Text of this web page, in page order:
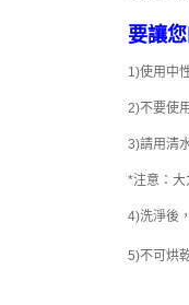
要讓
1)使用中
2)不要使
3)請用清
*注意：大
4)洗淨後
5)不可烘